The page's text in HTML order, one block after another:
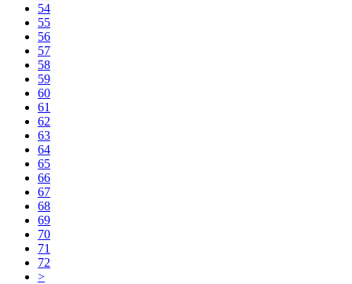
54
55
56
57
58
59
60
61
62
63
64
65
66
67
68
69
70
71
72
>